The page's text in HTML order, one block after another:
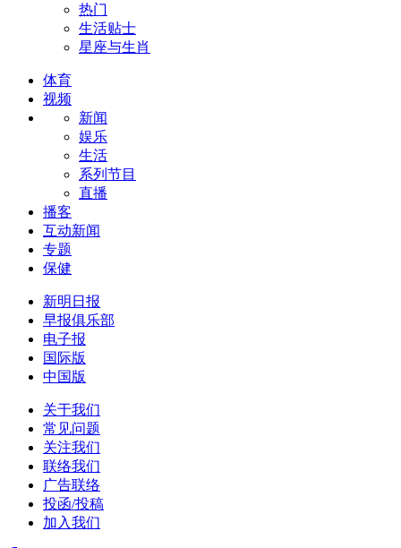
热门
生活贴士
星座与生肖
体育
视频
新闻
娱乐
生活
系列节目
直播
播客
互动新闻
专题
保健
新明日报
早报俱乐部
电子报
国际版
中国版
关于我们
常见问题
关注我们
联络我们
广告联络
投函/投稿
加入我们